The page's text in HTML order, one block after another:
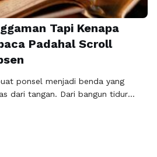
Tapi Kenapa
Padahal Scroll
ponsel menjadi benda yang
dari tangan. Dari bangun tidur
scroll yang seakan tak ada